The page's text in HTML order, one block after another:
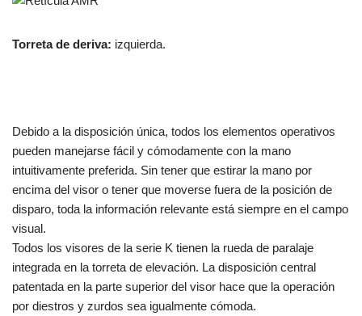
Torreta de deriva: izquierda.
Debido a la disposición única, todos los elementos operativos
pueden manejarse fácil y cómodamente con la mano
intuitivamente preferida. Sin tener que estirar la mano por
encima del visor o tener que moverse fuera de la posición de
disparo, toda la información relevante está siempre en el campo
visual.
Todos los visores de la serie K tienen la rueda de paralaje
integrada en la torreta de elevación. La disposición central
patentada en la parte superior del visor hace que la operación
por diestros y zurdos sea igualmente cómoda.